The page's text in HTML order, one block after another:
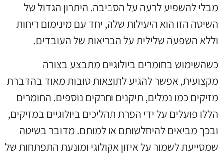
מבלי להשפיע לרעה על הסביבה. היתרון הגדול של
השיטה הזו הוא היעילות שלה, יחד עם מינימום ריחות
וללא השפעה שלילית על הבריאות של העובדים.
כשהשימוש בחומרים ביולוגיים מתבצע בצורה
מקצועית, אפשר להגיע לתוצאות טובות מאוד בהדברת
מזיקים כמו נמלים, תיקנים וחרקים נוספים. החומרים
הללו פועלים על ידי הפרת תהליכים ביולוגיים במזיקים,
ובכך מביאים להיחלשותם או למותם. מדובר בשיטה
שמסייעת לשמור על איזון אקולוגי ומונעת התפתחות של